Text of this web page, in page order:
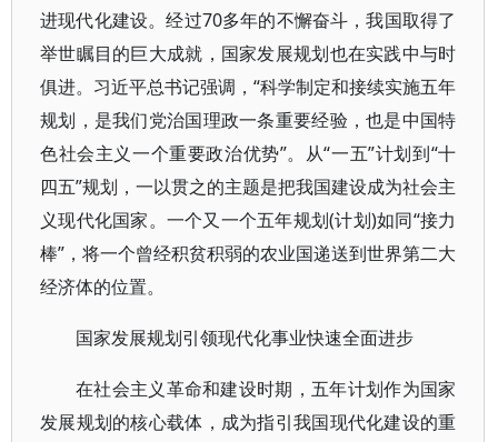
进现代化建设。经过70多年的不懈奋斗，我国取得了
举世瞩目的巨大成就，国家发展规划也在实践中与时
俱进。习近平总书记强调，“科学制定和接续实施五年
规划，是我们党治国理政一条重要经验，也是中国特
色社会主义一个重要政治优势”。从“一五”计划到“十
四五”规划，一以贯之的主题是把我国建设成为社会主
义现代化国家。一个又一个五年规划(计划)如同“接力
棒”，将一个曾经积贫积弱的农业国递送到世界第二大
经济体的位置。
国家发展规划引领现代化事业快速全面进步
在社会主义革命和建设时期，五年计划作为国家
发展规划的核心载体，成为指引我国现代化建设的重